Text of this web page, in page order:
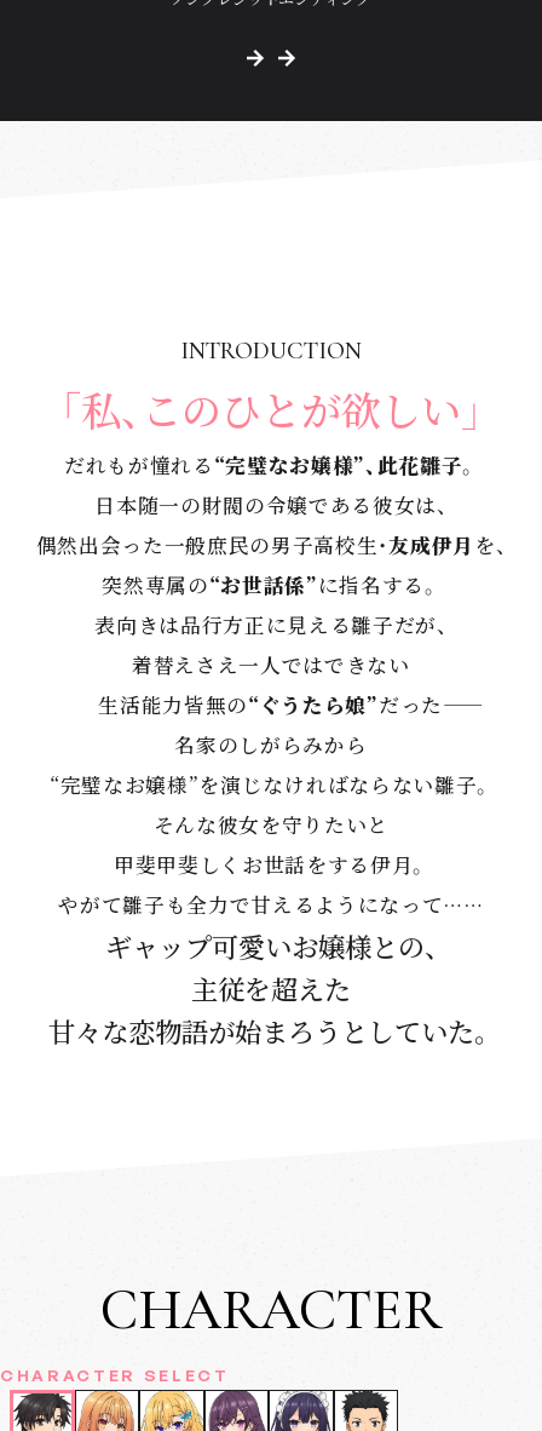
INTRODUCTION
「私、このひとが欲しい」
だれもが憧れる “完璧なお嬢様”、此花雛子。
日本随一の財閥の令嬢である彼女は、
偶然出会った一般庶民の男子高校生・友成伊月 を、
突然専属の“お世話係”に指名する。
表向きは品行方正に見える雛子だが、
着替えさえ一人ではできない
生活能力皆無の“ぐうたら娘”だった――
名家のしがらみから
“完璧なお嬢様”を演じなければならない雛子。
そんな彼女を守りたいと
甲斐甲斐しくお世話をする伊月。
やがて雛子も全力で甘えるようになって……
ギャップ可愛いお嬢様との、
主従を超えた
甘々な恋物語が始まろうとしていた。
CHARACTER
CHARACTER SELECT